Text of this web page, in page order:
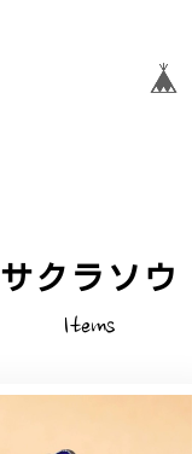
サクラソウ
Items